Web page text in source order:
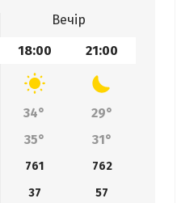
Вечір
18:00 21:00
34°
29°
35° 31°
761
762
37
57